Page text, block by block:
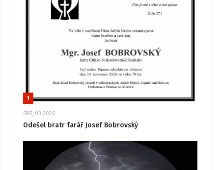
1
SRP, 03 2026
Odešel bratr farář Josef Bobrovský